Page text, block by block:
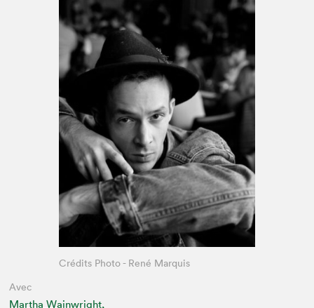
Avec
Martha Wainwright,
Crédits Photo - René Marquis